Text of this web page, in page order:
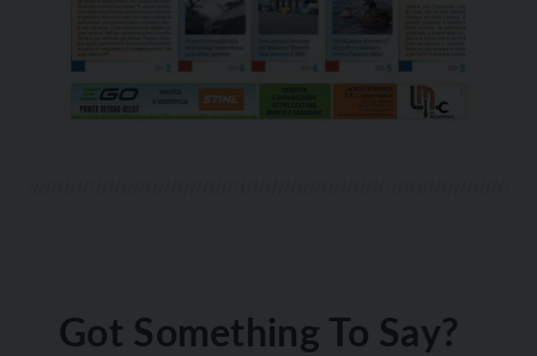
Got Something To Say?